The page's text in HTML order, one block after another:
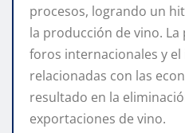
procesos, logrando un
la producción de vino. La
foros internacionales y
relacionadas con las
resultado en la
exportaciones de vino.